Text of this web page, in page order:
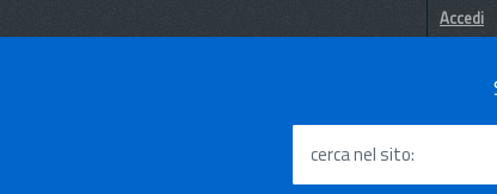
Accedi
cerca nel sito